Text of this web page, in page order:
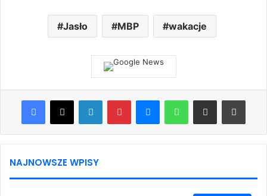
Jasło MBP wakacje
Facebook
X LinkedInPinterestMessengerWhatsAppShare via Email Print
NAJNOWSZE WPISY